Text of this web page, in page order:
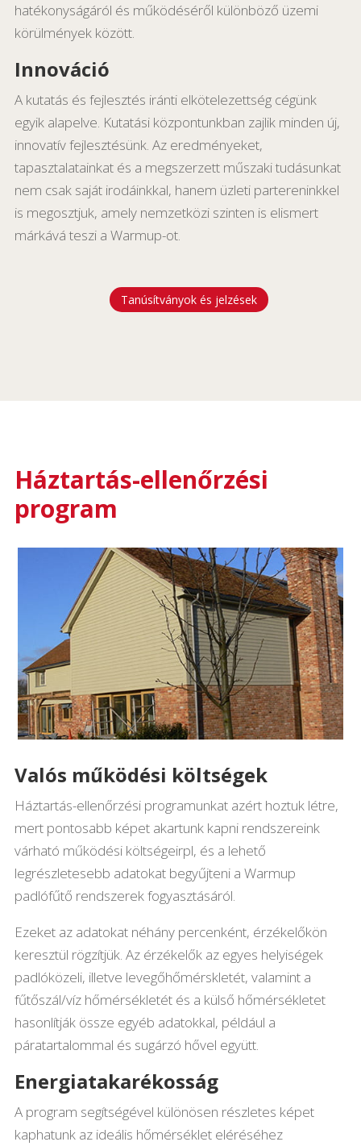
hatékonyságáról és működéséről különböző üzemi
körülmények között.
Innováció
A kutatás és fejlesztés iránti elkötelezettség cégünk
egyik alapelve. Kutatási központunkban zajlik minden új,
innovatív fejlesztésünk. Az eredményeket,
tapasztalatainkat és a megszerzett műszaki tudásunkat
nem csak saját irodáinkkal, hanem üzleti partereninkkel
is megosztjuk, amely nemzetközi szinten is elismert
márkává teszi a Warmup-ot.
Tanúsítványok és jelzések
Háztartás-ellenőrzési
program
Valós működési költségek
Háztartás-ellenőrzési programunkat azért hoztuk létre,
mert pontosabb képet akartunk kapni rendszereink
várható működési költségeirpl, és a lehető
legrészletesebb adatokat begyűjteni a Warmup
padlófűtő rendszerek fogyasztásáról.
Ezeket az adatokat néhány percenként, érzékelőkön
keresztül rögzítjük. Az érzékelők az egyes helyiségek
padlóközeli, illetve levegőhőmérskletét, valamint a
fűtőszál/víz hőmérsékletét és a külső hőmérsékletet
hasonlítják össze egyéb adatokkal, például a
páratartalommal és sugárzó hővel együtt.
Energiatakarékosság
A program segítségével különösen részletes képet
kaphatunk az ideális hőmérséklet eléréséhez